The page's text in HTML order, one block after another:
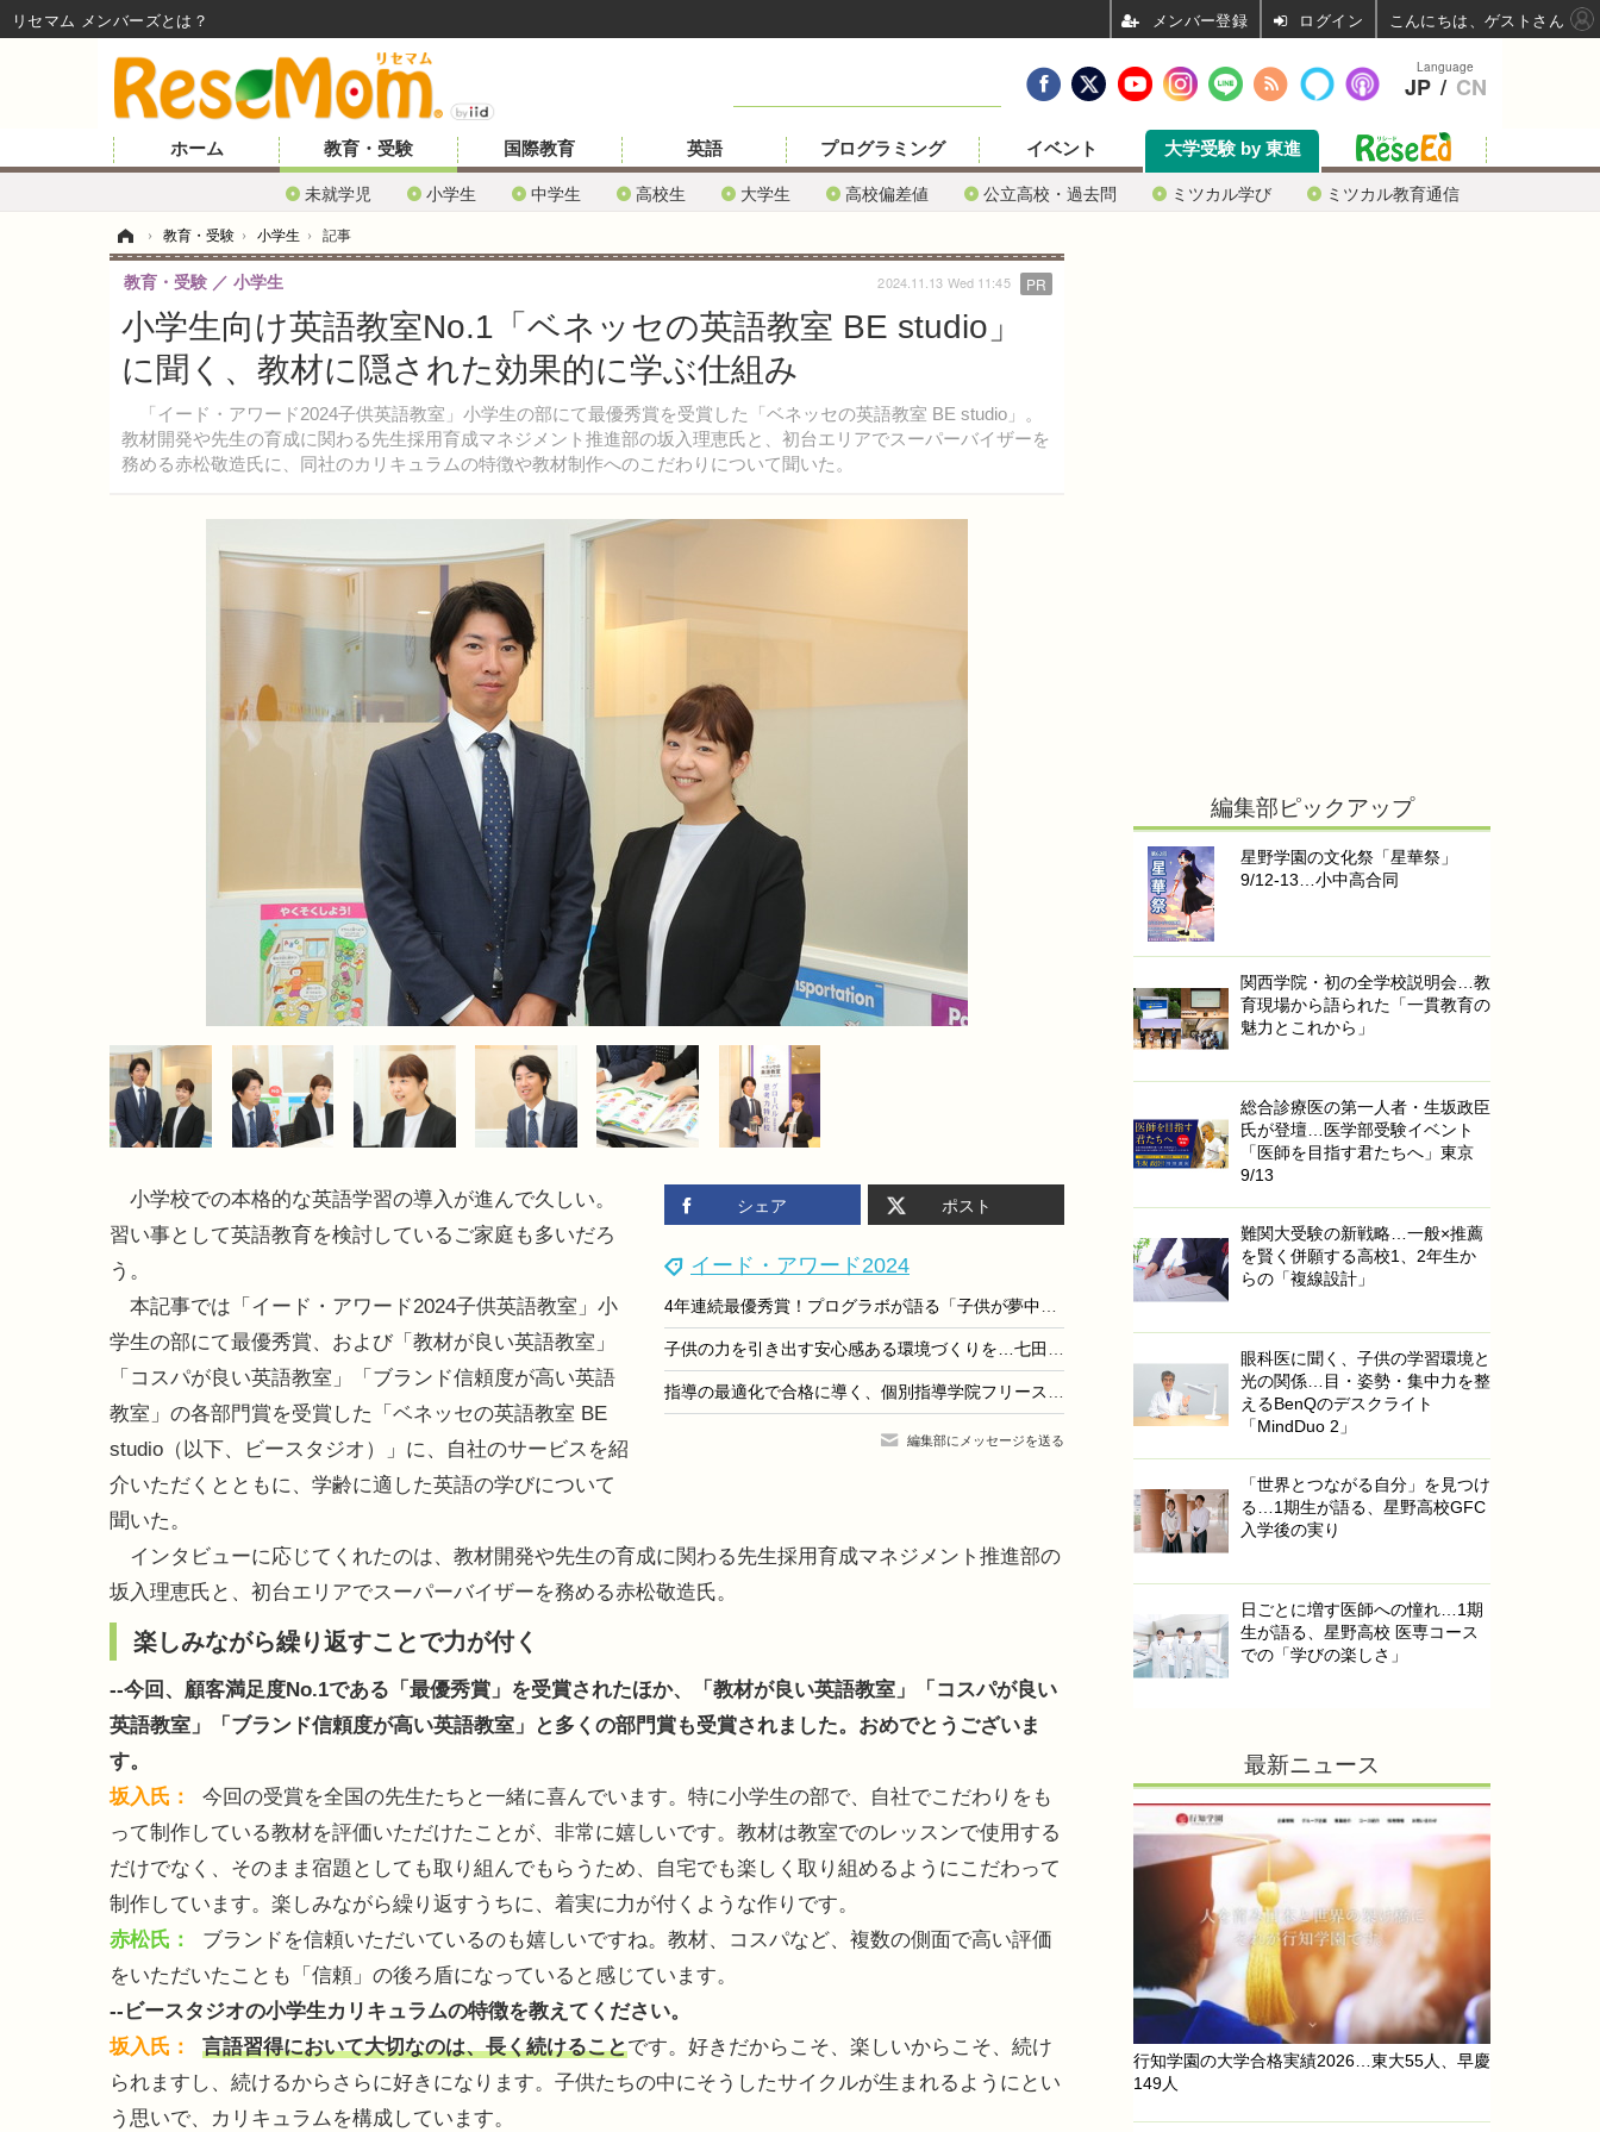
ホーム 教育・受験
未就学児 小学生 中学生 高校生 大学生 高校偏差値 公立高校・過去問 ミツカル学び ミツカル教育通信
国際教育 英語 プログラミング イベント 大学受験 by 東進
› 教育・受験 › 小学生 › 記事
小学生向け英語教室No.1「ベネッセの英語教室 BE studio」
に聞く、教材に隠された効果的に学ぶ仕組み
「イード・アワード2024子供英語教室」小学生の部にて最優秀賞を受賞した「ベネッセの英語教室 BE studio」。
教材開発や先生の育成に関わる先生採用育成マネジメント推進部の坂入理恵氏と、初台エリアでスーパーバイザーを
務める赤松敬造氏に、同社のカリキュラムの特徴や教材制作へのこだわりについて聞いた。
教育・受験 小学生 2024.11.13 Wed 11:45 PR
シェア ポスト
イード・アワード2024
4年連続最優秀賞！プログラボが語る「子供が夢中になる」プログラミング教育の秘訣
子供の力を引き出す安心感ある環境づくりを…七田式教室の「心の教育」
指導の最適化で合格に導く、個別指導学院フリーステップ
編集部にメッセージを送る
小学校での本格的な英語学習の導入が進んで久しい。
習い事として英語教育を検討しているご家庭も多いだろ
う。
本記事では「イード・アワード2024子供英語教室」小
学生の部にて最優秀賞、および「教材が良い英語教室」
「コスパが良い英語教室」「ブランド信頼度が高い英語
教室」の各部門賞を受賞した「ベネッセの英語教室 BE
studio（以下、ビースタジオ）」に、自社のサービスを紹
介いただくとともに、学齢に適した英語の学びについて
聞いた。
インタビューに応じてくれたのは、教材開発や先生の育成に関わる先生採用育成マネジメント推進部の
坂入理恵氏と、初台エリアでスーパーバイザーを務める赤松敬造氏。
楽しみながら繰り返すことで力が付く
--今回、顧客満足度No.1である「最優秀賞」を受賞されたほか、「教材が良い英語教室」「コスパが良い
英語教室」「ブランド信頼度が高い英語教室」と多くの部門賞も受賞されました。おめでとうございま
す。
坂入氏：
今回の受賞を全国の先生たちと一緒に喜んでいます。特に小学生の部で、自社でこだわりをも
って制作している教材を評価いただけたことが、非常に嬉しいです。教材は教室でのレッスンで使用する
だけでなく、そのまま宿題としても取り組んでもらうため、自宅でも楽しく取り組めるようにこだわって
制作しています。楽しみながら繰り返すうちに、着実に力が付くような作りです。
赤松氏：
ブランドを信頼いただいているのも嬉しいですね。教材、コスパなど、複数の側面で高い評価
をいただいたことも「信頼」の後ろ盾になっていると感じています。
--ビースタジオの小学生カリキュラムの特徴を教えてください。
坂入氏：
言語習得において大切なのは、長く続けることです。好きだからこそ、楽しいからこそ、続け
られますし、続けるからさらに好きになります。子供たちの中にそうしたサイクルが生まれるようにとい
う思いで、カリキュラムを構成しています。
編集部ピックアップ
星野学園の文化祭「星華祭」
9/12-13…小中高合同
関西学院・初の全学校説明会…教
育現場から語られた「一貫教育の
魅力とこれから」
総合診療医の第一人者・生坂政臣
氏が登壇…医学部受験イベント
「医師を目指す君たちへ」東京
9/13
難関大受験の新戦略…一般×推薦
を賢く併願する高校1、2年生か
らの「複線設計」
眼科医に聞く、子供の学習環境と
光の関係…目・姿勢・集中力を整
えるBenQのデスクライト
「MindDuo 2」
「世界とつながる自分」を見つけ
る…1期生が語る、星野高校GFC
入学後の実り
日ごとに増す医師への憧れ…1期
生が語る、星野高校 医専コース
での「学びの楽しさ」
最新ニュース
行知学園の大学合格実績2026…東大55人、早慶
149人
Language
JP / CN
リセマム メンバーズ ログイン こんにちは、ゲストさん